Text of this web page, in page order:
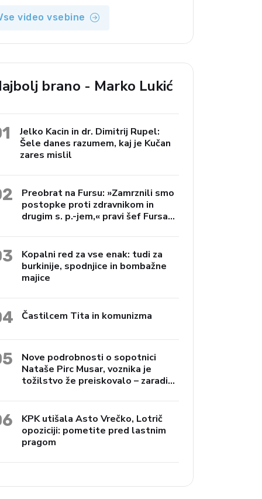
video vsebine
brano - Marko Lukić
Jelko Kacin in dr. Dimitrij Rupel:
Šele danes razumem, kaj je Kučan
zares mislil
Preobrat na Fursu: »Zamrznili smo
postopke proti zdravnikom in
drugim s. p.-jem,« pravi šef Fursa
Kopalni red za vse enak: tudi za
burkinije, spodnjice in bombažne
majice
Častilcem Tita in komunizma
Nove podrobnosti o sopotnici
Nataše Pirc Musar, voznika je
tožilstvo že preiskovalo – zaradi
KPK utišala Asto Vrečko, Lotrič
opoziciji: pometite pred lastnim
pragom